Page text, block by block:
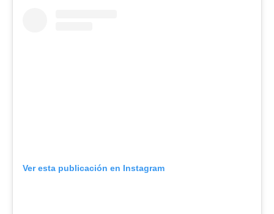
Ver esta publicación en Instagram